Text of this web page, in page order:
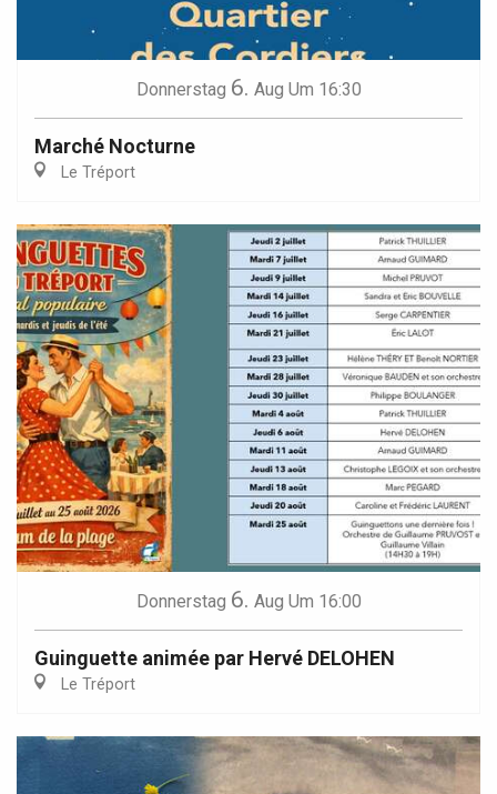
Donnerstag 6. Aug Um 16:30
Marché Nocturne
Le Tréport
Donnerstag 6. Aug Um 16:00
Guinguette animée par Hervé DELOHEN
Le Tréport